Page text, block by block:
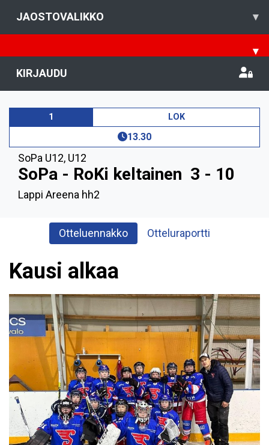
JAOSTOVALIKKO ▾
▾
KIRJAUDU
1 LOK
13.30
SoPa U12, U12
SoPa - RoKi keltainen 3 - 10
Lappi Areena hh2
Otteluennakko Otteluraportti
Kausi alkaa